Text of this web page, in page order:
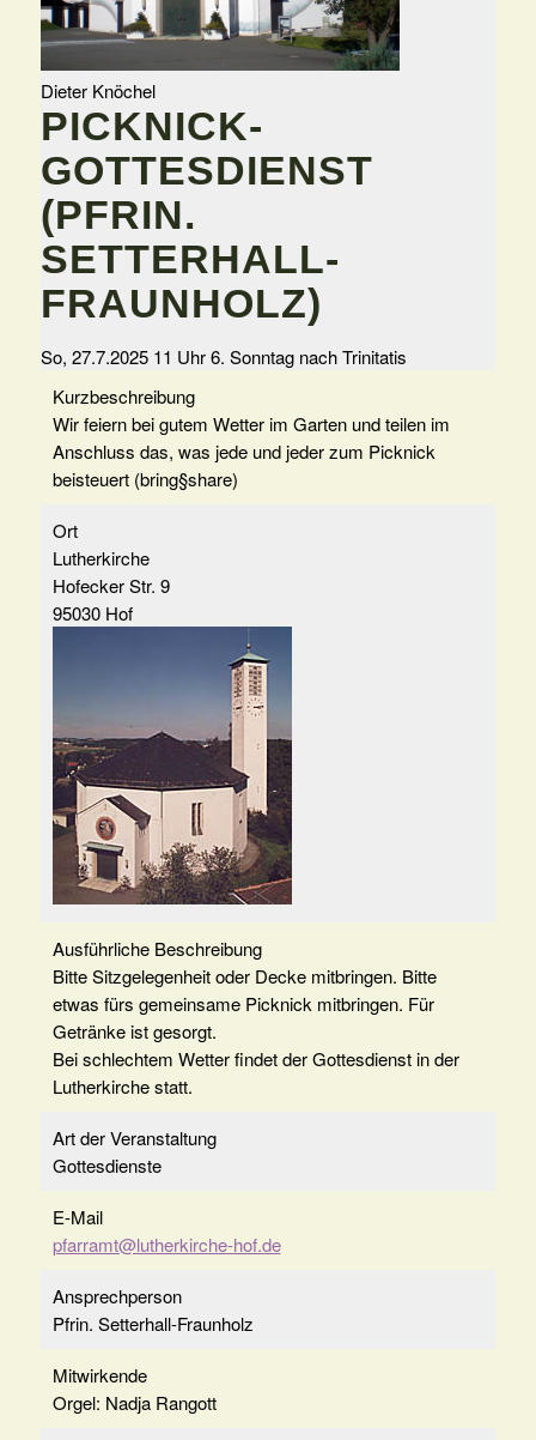
Dieter Knöchel
PICKNICK-
GOTTESDIENST
(PFRIN.
SETTERHALL-
FRAUNHOLZ)
So, 27.7.2025 11 Uhr6. Sonntag nach Trinitatis
Kurzbeschreibung
Wir feiern bei gutem Wetter im Garten und teilen im
Anschluss das, was jede und jeder zum Picknick
beisteuert (bring§share)
Ort
Lutherkirche
Hofecker Str. 9
95030 Hof
Ausführliche Beschreibung
Bitte Sitzgelegenheit oder Decke mitbringen. Bitte
etwas fürs gemeinsame Picknick mitbringen. Für
Getränke ist gesorgt.
Bei schlechtem Wetter findet der Gottesdienst in der
Lutherkirche statt.
Art der Veranstaltung
Gottesdienste
E-Mail
pfarramt@lutherkirche-hof.de
Ansprechperson
Pfrin. Setterhall-Fraunholz
Mitwirkende
Orgel: Nadja Rangott